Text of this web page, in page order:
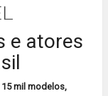
e atores
mil modelos,